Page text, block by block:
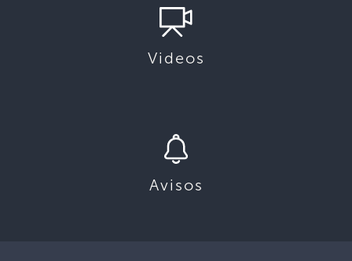
Videos
Avisos